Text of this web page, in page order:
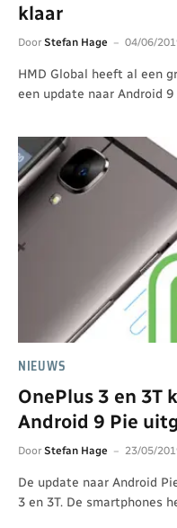
klaar
Door Stefan Hage 04/06/
HMD Global heeft al een
een update naar Android
NIEUWS
OnePlus 3 en 3T
Android 9 Pie
Door Stefan Hage 23/05/
De update naar Android
3 en 3T. De smartphones